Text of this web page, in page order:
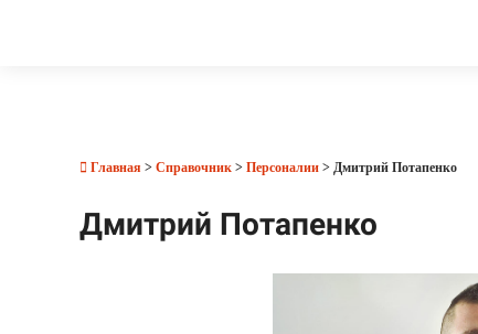
Главная > Справочник > Персоналии > Дмитрий Потапенко
Дмитрий Потапенко